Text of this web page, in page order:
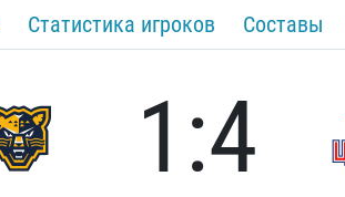
Статистика игроков Составы
1:4